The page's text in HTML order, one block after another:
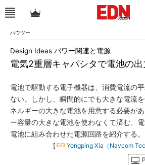
ハウツー
電気2重層キャパシタで電池の出
Design Ideas パワー関連と電源
電池で駆動する電子機器は、消費電流の
ない。しかし、瞬間的にでも大きな電流
ネルギーの大きな電池を用意する必要が
ー容量の大きな電池を使わなくて済む、
電池に組み合わせた電源回路を紹介する。
[ Yongping Xia（Navcom